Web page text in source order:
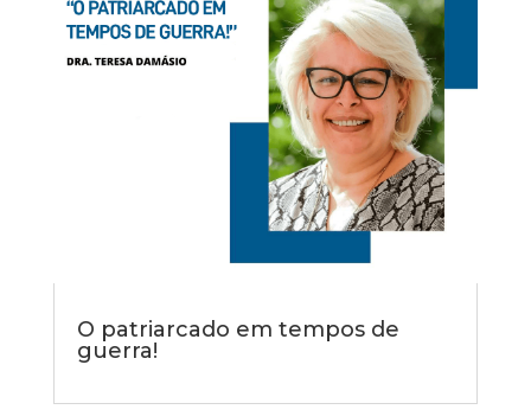
O patriarcado em tempos de
guerra!